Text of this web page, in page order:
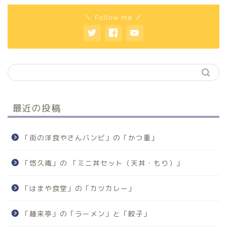
＼ Follow me ／
最近の投稿
「街の洋食やさんバンビ」の「かつ重」
「悠久庵」の 「ミニ丼セット（天丼・もり）」
「はまや食堂」の「カツカレー」
「麺来亭」の「ラーメン」と「餃子」